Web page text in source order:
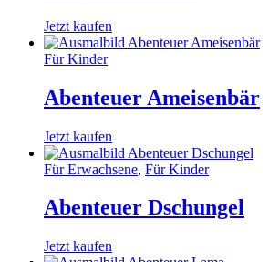
Jetzt kaufen
Für Kinder
Abenteuer Ameisenbär
Jetzt kaufen
Für Erwachsene, Für Kinder
Abenteuer Dschungel
Jetzt kaufen